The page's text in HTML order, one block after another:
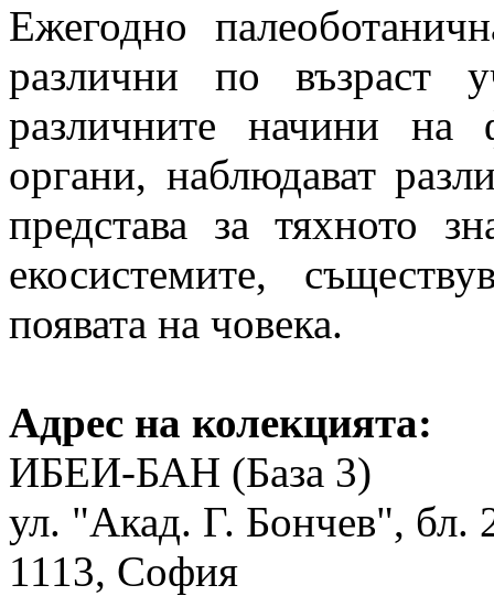
Ежегодно
различни по възраст
различните начини на
органи, наблюдават
представа за тяхното
екосистемите,
появата на човека.
Адрес на колекцията:
ИБЕИ-БАН (База 3)
ул. "Акад. Г. Бончев", бл.
1113, София